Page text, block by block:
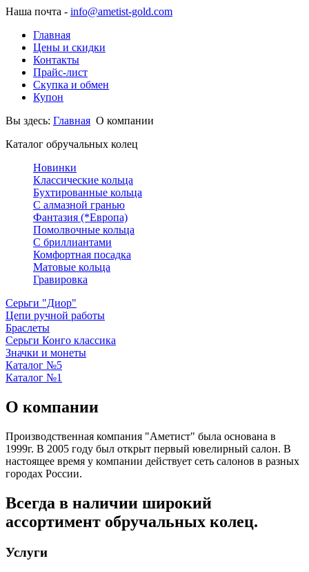
Наша почта - info@ametist-gold.com
Главная
Цены и скидки
Контакты
Прайс-лист
Скупка и обмен
Купон
Вы здесь: Главная О компании
Каталог обручальных колец
Новинки
Классические кольца
Бухтированные кольца
С алмазной гранью
Фантазия (*Европа)
Помолвочные кольца
С бриллиантами
Комфортная посадка
Матовые кольца
Гравировка
Серьги "Диор"
Цепи ручной работы
Браслеты
Серьги Конго классика
Значки и монеты
Каталог №5
Каталог №1
О компании
Производственная компания "Аметист" была основана в
1999г. В 2005 году был открыт первый ювелирный салон. В
настоящее время у компании действует сеть салонов в разных
городах России.
Всегда в наличии широкий
ассортимент обручальных колец.
Услуги